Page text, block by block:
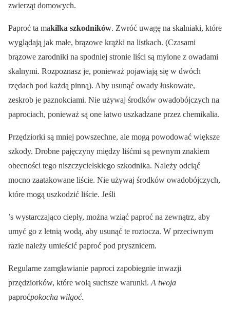
zwierząt domowych.
Paproć ta makilka szkodników. Zwróć uwagę na skalniaki, które
wyglądają jak małe, brązowe krążki na listkach. (Czasami
brązowe zarodniki na spodniej stronie liści są mylone z owadami
skalnymi. Rozpoznasz je, ponieważ pojawiają się w dwóch
rzędach pod każdą pinną). Aby usunąć owady łuskowate,
zeskrob je paznokciami. Nie używaj środków owadobójczych na
paprociach, ponieważ są one łatwo uszkadzane przez chemikalia.
Przędziorki są mniej powszechne, ale mogą powodować większe
szkody. Drobne pajęczyny między liśćmi są pewnym znakiem
obecności tego niszczycielskiego szkodnika. Należy odciąć
mocno zaatakowane liście. Nie używaj środków owadobójczych,
które mogą uszkodzić liście. Jeśli
’s wystarczająco ciepły, można wziąć paproć na zewnątrz, aby
umyć go z letnią wodą, aby usunąć te roztocza. W przeciwnym
razie należy umieścić paproć pod prysznicem.
Regularne zamgławianie paproci zapobiegnie inwazji
przędziorków, które wolą suchsze warunki. A twoja
paproćpokocha wilgoć.